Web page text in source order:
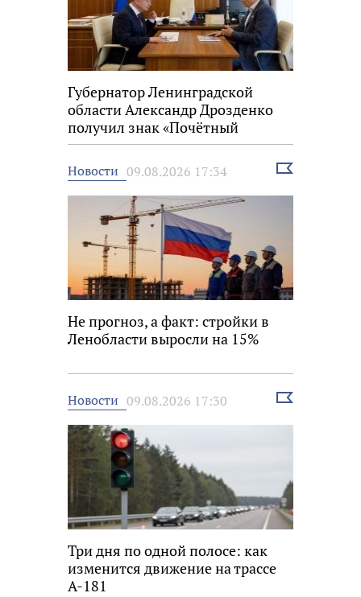
Губернатор Ленинградской
области Александр Дрозденко
получил знак «Почётный
строитель России»
Новости 09.08.2026 17:34
Выбрать
Не прогноз, а факт: стройки в
Ленобласти выросли на 15%
Новости 09.08.2026 17:30
Выбрать
Три дня по одной полосе: как
изменится движение на трассе
А-181